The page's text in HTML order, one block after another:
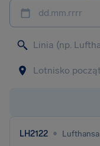
dd.mm.rrrr
LH2122 • Lufthansa